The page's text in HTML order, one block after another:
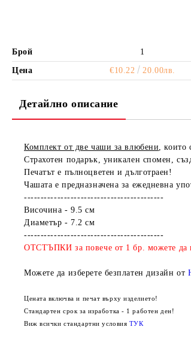
Брой 1
Цена €10.22 20.00лв.
Детайлно описание
Комплект от две чаши за влюбени, които
Страхотен подарък, уникален спомен,
Печатът е пълноцветен и дълготраен!
Чашата е предназначена за ежедневна
------------------------------------------
Височина - 9.5 см
Диаметър - 7.2 см
------------------------------------------
ОТСТЪПКИ за повече от 1 бр. можете да
Можете да изберете безплатен дизайн от
Цената включва и печат върху изделието!
Стандартен срок за изработка - 1 работен ден!
Виж всички стандартни условия ТУК